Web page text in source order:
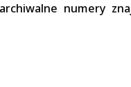
numery